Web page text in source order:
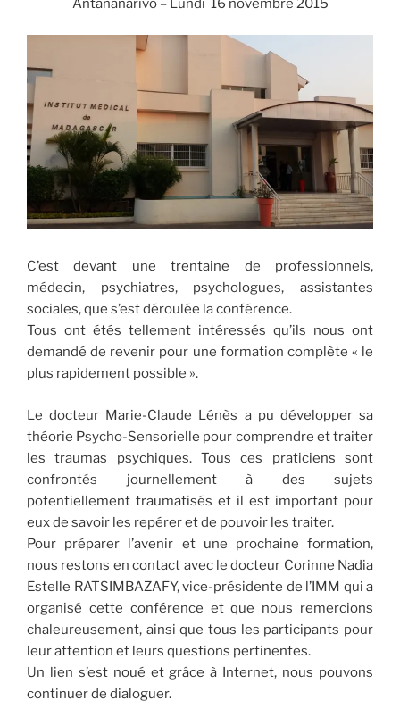
Antananarivo – Lundi 16 novembre 2015
C’est devant une trentaine de professionnels,
médecin, psychiatres, psychologues, assistantes
sociales, que s’est déroulée la conférence.
Tous ont étés tellement intéressés qu’ils nous ont
demandé de revenir pour une formation complète « le
plus rapidement possible ».
Le docteur Marie-Claude Lénès a pu développer sa
théorie Psycho-Sensorielle pour comprendre et traiter
les traumas psychiques. Tous ces praticiens sont
confrontés journellement à des sujets
potentiellement traumatisés et il est important pour
eux de savoir les repérer et de pouvoir les traiter.
Pour préparer l’avenir et une prochaine formation,
nous restons en contact avec le docteur Corinne Nadia
Estelle RATSIMBAZAFY, vice-présidente de l’IMM qui a
organisé cette conférence et que nous remercions
chaleureusement, ainsi que tous les participants pour
leur attention et leurs questions pertinentes.
Un lien s’est noué et grâce à Internet, nous pouvons
continuer de dialoguer.